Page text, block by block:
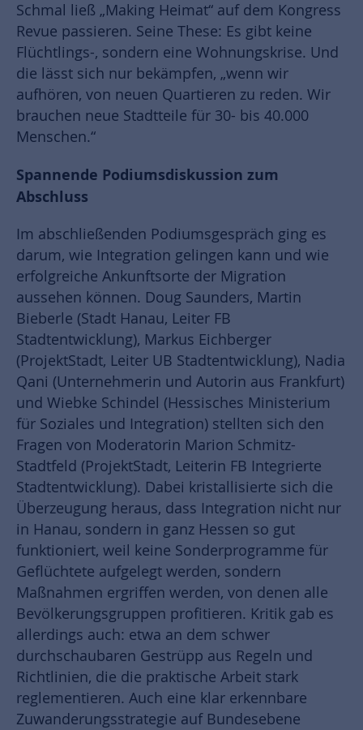
Schmal ließ „Making Heimat“ auf dem Kongress
Revue passieren. Seine These: Es gibt keine
Flüchtlings-, sondern eine Wohnungskrise. Und
die lässt sich nur bekämpfen, „wenn wir
aufhören, von neuen Quartieren zu reden. Wir
brauchen neue Stadtteile für 30- bis 40.000
Menschen.“
Spannende Podiumsdiskussion zum
Abschluss
Im abschließenden Podiumsgespräch ging es
darum, wie Integration gelingen kann und wie
erfolgreiche Ankunftsorte der Migration
aussehen können. Doug Saunders, Martin
Bieberle (Stadt Hanau, Leiter FB
Stadtentwicklung), Markus Eichberger
(ProjektStadt, Leiter UB Stadtentwicklung), Nadia
Qani (Unternehmerin und Autorin aus Frankfurt)
und Wiebke Schindel (Hessisches Ministerium
für Soziales und Integration) stellten sich den
Fragen von Moderatorin Marion Schmitz-
Stadtfeld (ProjektStadt, Leiterin FB Integrierte
Stadtentwicklung). Dabei kristallisierte sich die
Überzeugung heraus, dass Integration nicht nur
in Hanau, sondern in ganz Hessen so gut
funktioniert, weil keine Sonderprogramme für
Geflüchtete aufgelegt werden, sondern
Maßnahmen ergriffen werden, von denen alle
Bevölkerungsgruppen profitieren. Kritik gab es
allerdings auch: etwa an dem schwer
durchschaubaren Gestrüpp aus Regeln und
Richtlinien, die die praktische Arbeit stark
reglementieren. Auch eine klar erkennbare
Zuwanderungsstrategie auf Bundesebene